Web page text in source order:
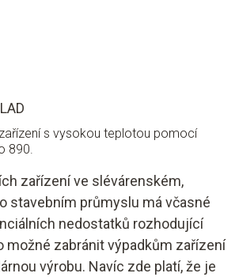
s vysokou teplotou pomocí
890.
zařízení ve slévárenském,
stavebním průmyslu má včasné
nedostatků rozhodující
možné zabránit výpadkům zařízení
výrobu. Navíc zde platí, že je